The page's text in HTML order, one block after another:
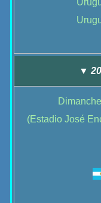
▼
(Estadio José